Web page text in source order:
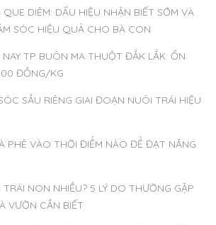
QUE DIÊM: DẤU HIỆU NHẬN BIẾT SỚM VÀ
SÓC HIỆU QUẢ CHO BÀ CON
NAY TP BUÔN MA THUỘT ĐẮK LẮK: ỔN
ĐỒNG/KG
SẦU RIÊNG GIAI ĐOẠN NUÔI TRÁI HIỆU
PHÊ VÀO THỜI ĐIỂM NÀO ĐỂ ĐẠT NĂNG
TRÁI NON NHIỀU? 5 LÝ DO THƯỜNG GẶP
VƯỜN CẦN BIẾT